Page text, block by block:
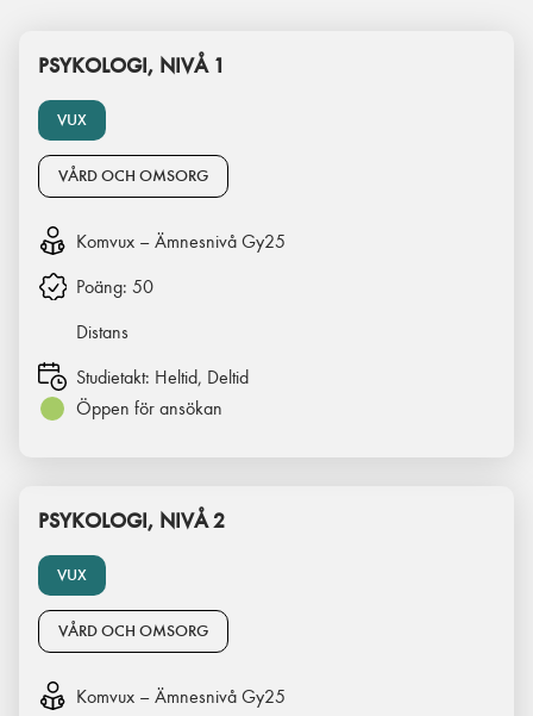
VUX
PSYKOLOGI, NIVÅ 1
VÅRD OCH OMSORG
Komvux – Ämnesnivå Gy25
Poäng: 50
Distans
Studietakt: Heltid, Deltid
Öppen för ansökan
VUX
PSYKOLOGI, NIVÅ 2
VÅRD OCH OMSORG
Komvux – Ämnesnivå Gy25